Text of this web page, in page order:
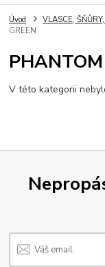
Úvod VLASCE,
GREEN
V této kategorii